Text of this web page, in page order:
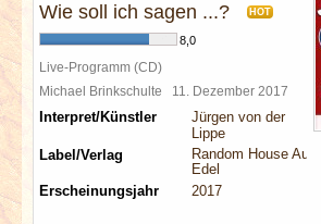
Wie soll ich sagen ...? HOT
8,0
Live-Programm (CD)
Michael Brinkschulte 11. Dezember 2017
Interpret/Künstler
Jürgen von der
Lippe
Label/Verlag
Random House Audio
Edel
Erscheinungsjahr
2017